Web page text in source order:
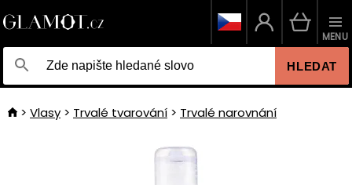
HLEDAT
MENU
Vlasy Trvalé tvarování Trvalé narovnání